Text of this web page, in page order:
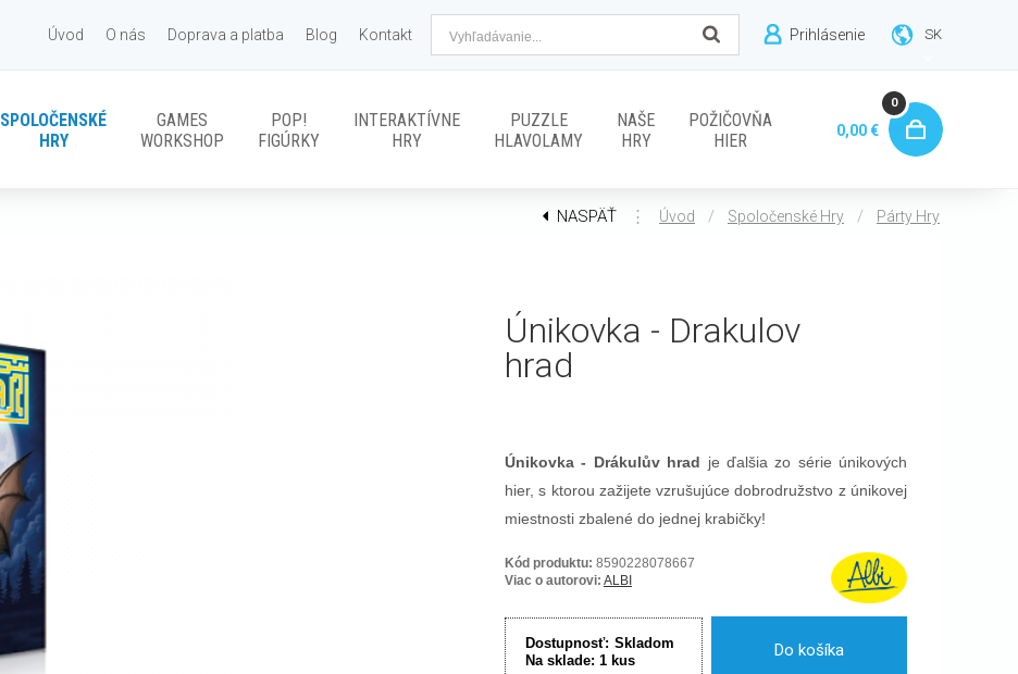
SK
Úvod O nás Doprava a platba Blog Kontakt
SPOLOČENSKÉ
HRY
GAMES
WORKSHOP
POP!
FIGÚRKY
INTERAKTÍVNE
HRY
PUZZLE
HLAVOLAMY
NAŠE
HRY
POŽIČOVŇA
HIER
Prihlásenie
0,00 €
0
NASPÄŤ ⋮ Úvod / Spoločenské Hry / Párty Hry
Únikovka - Drakulov
hrad
Únikovka - Drákulův hrad je ďalšia zo série únikových
hier, s ktorou zažijete vzrušujúce dobrodružstvo z únikovej
miestnosti zbalené do jednej krabičky!
Kód produktu: 8590228078667
Viac o autorovi: ALBI
Dostupnosť: Skladom
Na sklade: 1 kus
Do košíka